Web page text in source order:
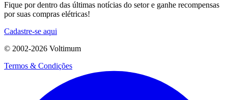
Fique por dentro das últimas notícias do setor e ganhe recompensas
por suas compras elétricas!
Cadastre-se aqui
© 2002-2026 Voltimum
Termos & Condições